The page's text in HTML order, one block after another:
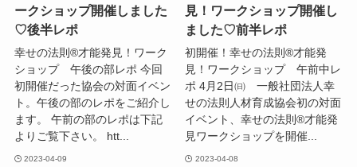
ークショップ開催しました
♡後半レポ
幸せの法則®才能発見！ワーク
ショップ 午後の部レポ 今回
初開催だった協会の対面イベン
ト。午後の部のレポをご紹介し
ます。 午前の部のレポは下記
よりご覧下さい。 htt...
2023-04-09
見！ワークショップ開催し
ました♡前半レポ
初開催！幸せの法則®才能発
見！ワークショップ 午前中レ
ポ 4月2日㈰ 一般社団法人幸
せの法則人材育成協会初の対面
イベント、幸せの法則®才能発
見ワークショップを開催...
2023-04-08